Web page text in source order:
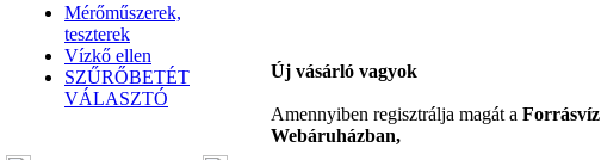
Mérőműszerek,
teszterek
Vízkő ellen
SZŰRŐBETÉT
VÁLASZTÓ
Új vásárló vagyok
Amennyiben regisztrálja magát a Forrásvíz
Webáruházban,